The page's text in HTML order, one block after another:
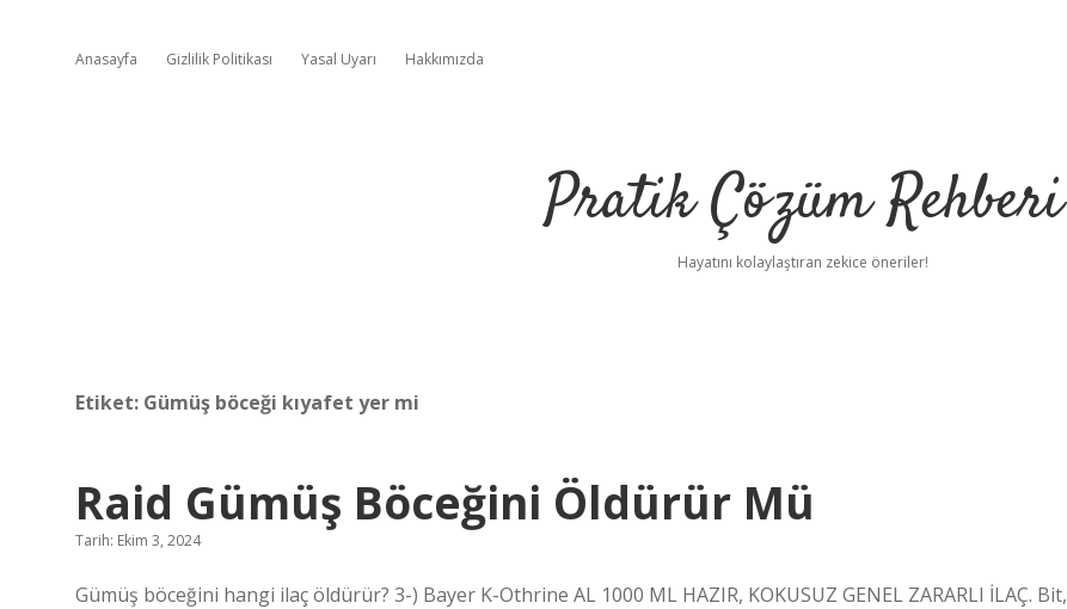
Anasayfa Gizlilik Politikası Yasal Uyarı Hakkımızda
Pratik Çözüm Rehberi
Hayatını kolaylaştıran zekice öneriler!
Etiket: Gümüş böceği kıyafet yer mi
Raid Gümüş Böceğini Öldürür Mü
Tarih: Ekim 3, 2024
Gümüş böceğini hangi ilaç öldürür? 3-) Bayer K-Othrine AL 1000 ML HAZIR, KOKUSUZ GENEL ZARARLI İLAÇ. Bit,